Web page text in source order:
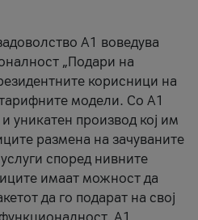
А1 воведува
„Подари на
корисници на
модели. Со A1
уникатен производ кој им
размена на зачуваните
според нивните
имаат можност да
да го подарат на свој